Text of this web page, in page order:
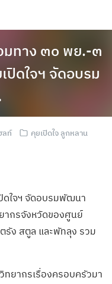
มทาง ๓๐ พย.-๓
ปิดใจฯ จัดอบรม
ลท์
คุยเปิดใจ ลูกหลาน
ดใจฯ จัดอบรมพัฒนา
ากรจังหวัดของศูนย์
ง สตูล และพัทลุง รวม
ทยากรเรื่องครอบครัวมา